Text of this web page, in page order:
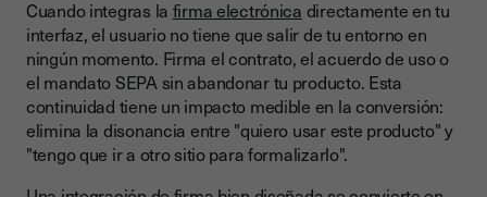
Cuando integras la firma electrónica directamente en tu
interfaz, el usuario no tiene que salir de tu entorno en
ningún momento. Firma el contrato, el acuerdo de uso o
el mandato SEPA sin abandonar tu producto. Esta
continuidad tiene un impacto medible en la conversión:
elimina la disonancia entre "quiero usar este producto" y
"tengo que ir a otro sitio para formalizarlo".